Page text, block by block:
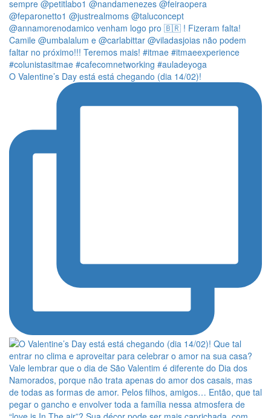
O Valentine’s Day está está chegando (dia 14/02)!